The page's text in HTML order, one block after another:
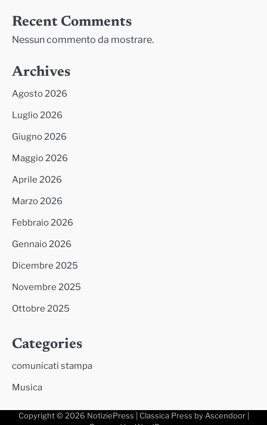
Recent Comments
Nessun commento da mostrare.
Archives
Agosto 2026
Luglio 2026
Giugno 2026
Maggio 2026
Aprile 2026
Marzo 2026
Febbraio 2026
Gennaio 2026
Dicembre 2025
Novembre 2025
Ottobre 2025
Categories
comunicati stampa
Musica
Copyright © 2026 NotiziePress | Classica Press by Ascendoor|